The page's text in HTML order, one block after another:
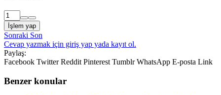
İşlem yap
Sonraki Son
Cevap yazmak için giriş yap yada kayıt ol.
Paylaş:
Facebook Twitter Reddit Pinterest Tumblr WhatsApp E-posta Link
Benzer konular